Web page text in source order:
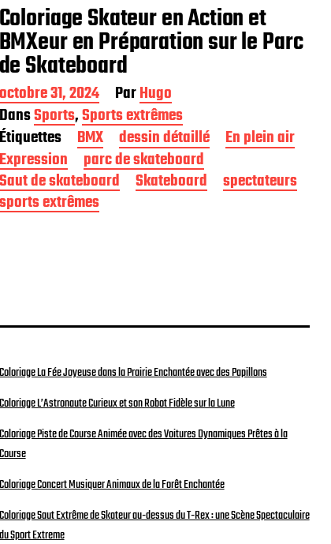
Coloriage Skateur en Action et
BMXeur en Préparation sur le Parc
de Skateboard
D
a
t
e
d
e
p
u
b
o
octobre 31, 2024 ParHugo
DansSports,Sports extrêmes
Étiquettes
BMX dessin détaillé
En plein air
Expression
parc de skateboard
Saut de skateboard
Skateboard
spectateurs
sports extrêmes
La Fée Joyeuse dans la Prairie Enchantée avec des Papillons
L’Astronaute Curieux et son Robot Fidèle sur la Lune
Piste de Course Animée avec des Voitures Dynamiques Prêtes à la
Concert Musiquer Animaux de la Forêt Enchantée
Saut Extrême de Skateur au-dessus du T-Rex : une Scène Spectaculaire
Sport Extreme